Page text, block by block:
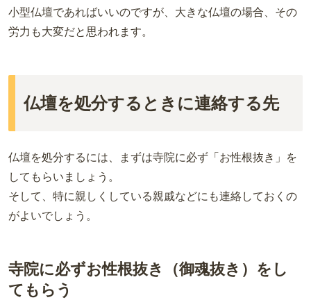
小型仏壇であればいいのですが、大きな仏壇の場合、その
労力も大変だと思われます。
仏壇を処分するときに連絡する先
仏壇を処分するには、まずは寺院に必ず「お性根抜き」を
してもらいましょう。
そして、特に親しくしている親戚などにも連絡しておくの
がよいでしょう。
寺院に必ずお性根抜き（御魂抜き）をし
てもらう